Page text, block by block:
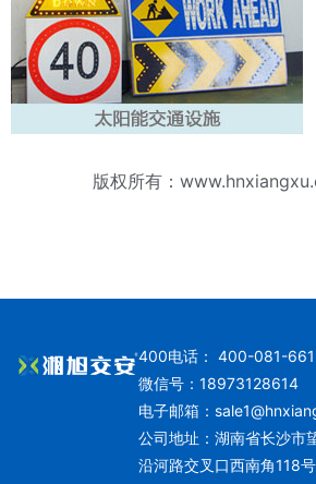
版权所有：
400电话： 400-081-
微信号：18973128614
电子邮箱：
公司地址：湖南省长沙市
沿河路交叉口西南角118号